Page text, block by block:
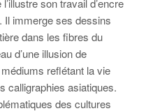
son travail d’encre
Il immerge ses dessins
dans les fibres du
d’une illusion de
reflétant la vie
calligraphies asiatiques.
des cultures